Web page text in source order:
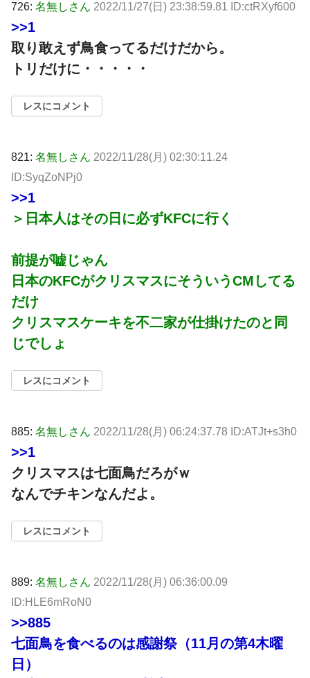
726: 名無しさん 2022/11/27(日) 23:38:59.81 ID:ctRXyf600
>>1
取り敢えず鳥食ってるだけだから。
トリだけに・・・・・
レスにコメント
821: 名無しさん 2022/11/28(月) 02:30:11.24
ID:SyqZoNPj0
>>1
＞日本人はその日に必ずKFCに行く
前提が嘘じゃん
日本のKFCがクリスマスにそういうCMしてる
だけ
クリスマスケーキを不二家が仕掛けたのと同
じでしょ
レスにコメント
885: 名無しさん 2022/11/28(月) 06:24:37.78 ID:ATJt+s3h0
>>1
クリスマスは七面鳥だろがｗ
なんでチキンなんだよ。
レスにコメント
889: 名無しさん 2022/11/28(月) 06:36:00.09
ID:HLE6mRoN0
>>885
七面鳥を食べるのは感謝祭（11月の第4木曜
日）